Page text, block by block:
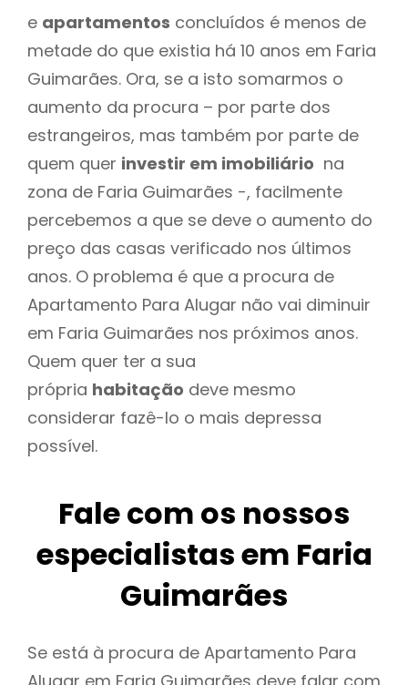
e apartamentos concluídos é menos de
metade do que existia há 10 anos em Faria
Guimarães. Ora, se a isto somarmos o
aumento da procura – por parte dos
estrangeiros, mas também por parte de
quem quer investir em imobiliário na
zona de Faria Guimarães -, facilmente
percebemos a que se deve o aumento do
preço das casas verificado nos últimos
anos. O problema é que a procura de
Apartamento Para Alugar não vai diminuir
em Faria Guimarães nos próximos anos.
Quem quer ter a sua
própria habitação deve mesmo
considerar fazê-lo o mais depressa
possível.
Fale com os nossos
especialistas em Faria
Guimarães
Se está à procura de Apartamento Para